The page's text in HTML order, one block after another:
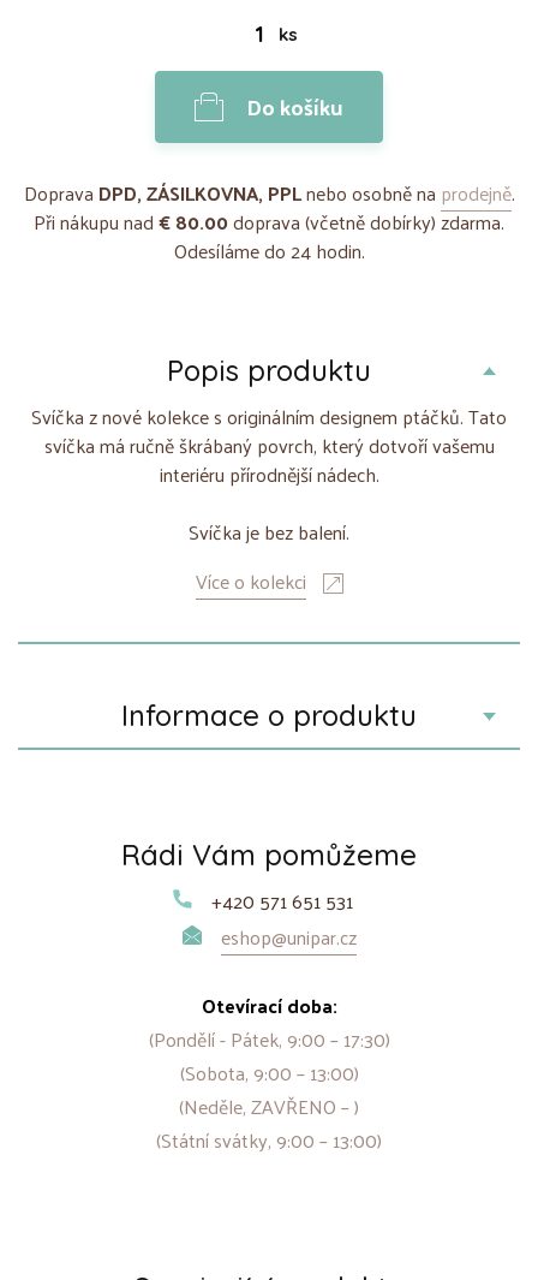
ks
Do košíku
Doprava DPD, ZÁSILKOVNA, PPLnebo osobně na prodejně.
Při nákupu nad€ 80.00doprava (včetně dobírky) zdarma.
Odesíláme do 24 hodin.
Popis produktu
Svíčka z nové kolekce s originálním designem ptáčků. Tato
svíčka má ručně škrábaný povrch, který dotvoří vašemu
interiéru přírodnější nádech.
Svíčka je bez balení.
Více o kolekci
Informace o produktu
Rádi Vám pomůžeme
+420 571 651 531
eshop@unipar.cz
Otevírací doba:
(Pondělí - Pátek, 9:00 – 17:30)
(Sobota, 9:00 – 13:00)
(Neděle, ZAVŘENO – )
(Státní svátky, 9:00 – 13:00)